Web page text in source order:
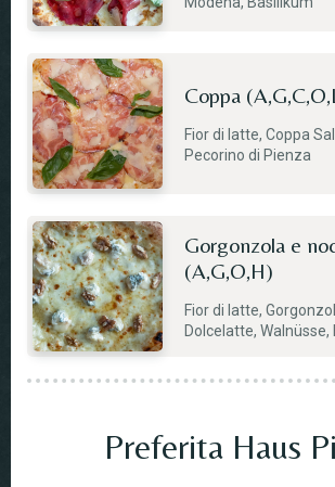
Coppa
Fior di latte, Coppa
Pecorino di Pienza
Gorgonzola e
(A,G,O,H)
Fior di latte,
Dolcelatte, Walnüsse,
Preferita Haus